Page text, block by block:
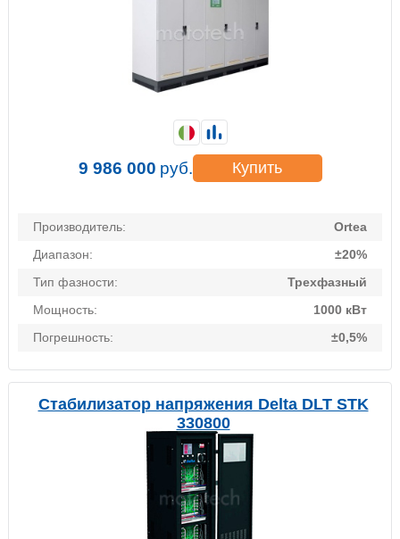
Производитель:
Ortea
Диапазон:
±20%
Тип фазности:
Трехфазный
Мощность:
1000 кВт
Погрешность:
±0,5%
9 986 000 руб. Купить
Стабилизатор напряжения Delta DLT STK
330800